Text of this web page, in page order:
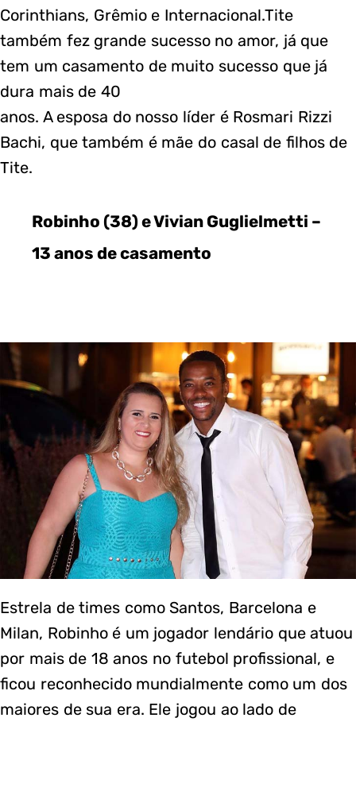
Corinthians, Grêmio e Internacional.Tite
também fez grande sucesso no amor, já que
tem um casamento de muito sucesso que já
dura mais de 40
anos. A esposa do nosso líder é Rosmari Rizzi
Bachi, que também é mãe do casal de filhos de
Tite.
Robinho (38) e Vivian Guglielmetti –
13 anos de casamento
Estrela de times como Santos, Barcelona e
Milan, Robinho é um jogador lendário que atuou
por mais de 18 anos no futebol profissional, e
ficou reconhecido mundialmente como um dos
maiores de sua era. Ele jogou ao lado de